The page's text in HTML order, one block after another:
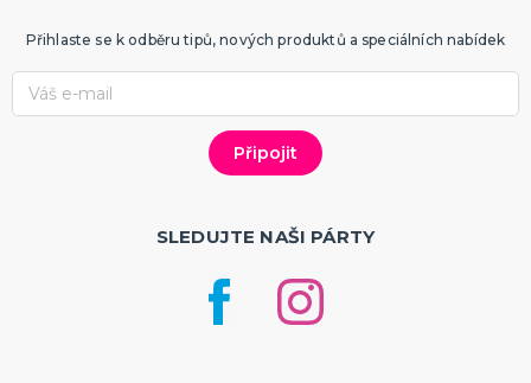
Přihlaste se k odběru tipů, nových produktů a speciálních nabídek
SLEDUJTE NAŠI PÁRTY